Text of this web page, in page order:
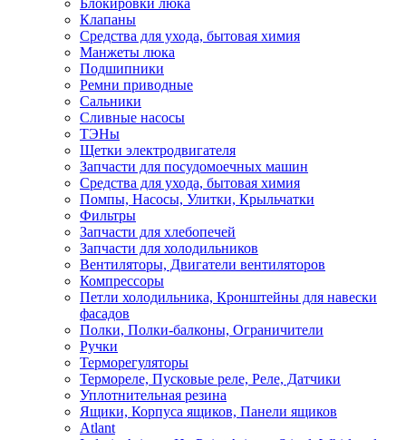
Блокировки люка
Клапаны
Средства для ухода, бытовая химия
Манжеты люка
Подшипники
Ремни приводные
Сальники
Сливные насосы
ТЭНы
Щетки электродвигателя
Запчасти для посудомоечных машин
Средства для ухода, бытовая химия
Помпы, Насосы, Улитки, Крыльчатки
Фильтры
Запчасти для хлебопечей
Запчасти для холодильников
Вентиляторы, Двигатели вентиляторов
Компрессоры
Петли холодильника, Кронштейны для навески
фасадов
Полки, Полки-балконы, Ограничители
Ручки
Терморегуляторы
Термореле, Пусковые реле, Реле, Датчики
Уплотнительная резина
Ящики, Корпуса ящиков, Панели ящиков
Atlant